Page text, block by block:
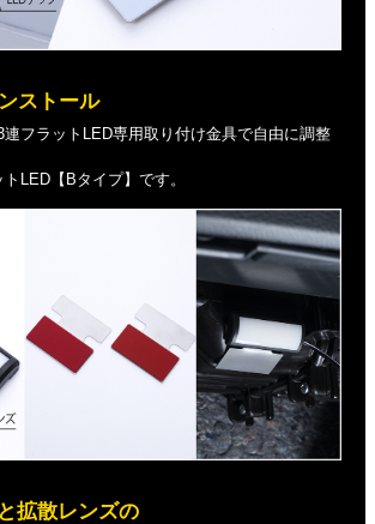
ストール
フラットLED専用取り付け金具で自由に調整
LED【Bタイプ】です。
拡散レンズの